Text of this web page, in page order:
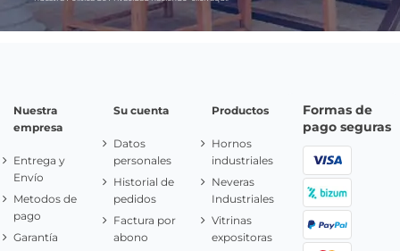
Nuestra
empresa
Entrega y
Envío
Metodos de
pago
Garantía
Su cuenta
Datos
personales
Historial de
pedidos
Factura por
abono
Productos
Hornos
industriales
Neveras
Industriales
Vitrinas
expositoras
Formas de
pago seguras